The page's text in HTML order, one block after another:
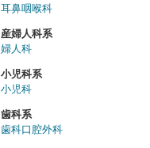
耳鼻咽喉科
産婦人科系
婦人科
小児科系
小児科
歯科系
歯科口腔外科